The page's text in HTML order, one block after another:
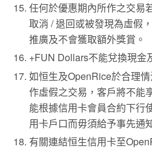
任何於優惠期內所作之交易
取消 / 退回或被發現為虛假
推廣及不會獲取額外獎賞。
+FUN Dollars不能兌換現金
如恒生及OpenRice於合理
作虛假之交易，客戶將不能
能根據信用卡會員合約下行
用卡戶口而毋須給予事先通
有關連結恒生信用卡至